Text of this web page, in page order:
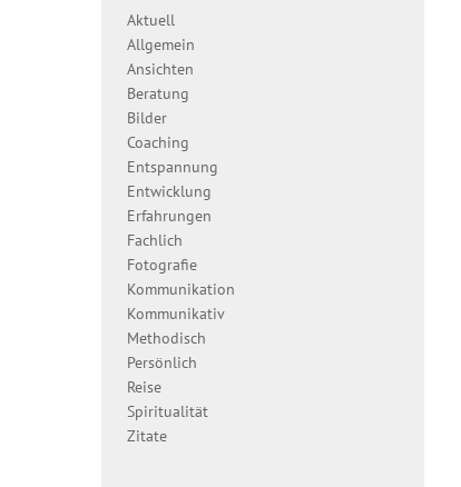
Aktuell
Allgemein
Ansichten
Beratung
Bilder
Coaching
Entspannung
Entwicklung
Erfahrungen
Fachlich
Fotografie
Kommunikation
Kommunikativ
Methodisch
Persönlich
Reise
Spiritualität
Zitate